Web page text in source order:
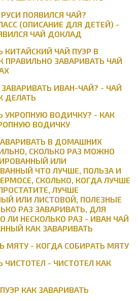
ПОЯВИЛСЯ ЧАЙ?
(ОПИСАНИЕ ДЛЯ ДЕТЕЙ) -
ЧАЙ ДОКЛАД
КИТАЙСКИЙ ЧАЙ ПУЭР В
ПРАВИЛЬНО ЗАВАРИВАТЬ ЧАЙ
ИВАН-ЧАЙ? - ЧАЙ
ДЕЛАТЬ
УКРОПНУЮ ВОДИЧКУ? - КАК
ВОДИЧКУ
В ДОМАШНИХ
СКОЛЬКО РАЗ МОЖНО
ИЛИ
ЧТО ЛУЧШЕ, ПОЛЬЗА И
СКОЛЬКО, КОГДА ЛУЧШЕ
ЛУЧШЕ
ИЛИ ЛИСТОВОЙ, ПОЛЕЗНЫЕ
РАЗ ЗАВАРИВАТЬ, ДЛЯ
ЛИ НЕСКОЛЬКО РАЗ - ИВАН ЧАЙ
КАК ЗАВАРИВАТЬ
МЯТУ - КОГДА СОБИРАТЬ МЯТУ
ЧИСТОТЕЛ - ЧИСТОТЕЛ КАК
КАК ЗАВАРИВАТЬ